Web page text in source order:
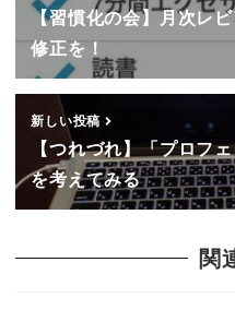
【習慣化の会】月次レ
修正を！
新しい投稿
【つれづれ】「プロフ
を考えてみる
関